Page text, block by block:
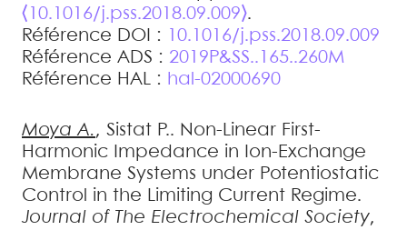
⟨10.1016/j.pss.2018.09.009⟩.
Référence DOI :
10.1016/j.pss.2018.09.009
Référence ADS : 2019P&SS..165..260M
Référence HAL : hal-02000690
Moya A., Sistat P.. Non-Linear First-
Harmonic Impedance in Ion-Exchange
Membrane Systems under Potentiostatic
Control in the Limiting Current Regime.
Journal of The Electrochemical Society,